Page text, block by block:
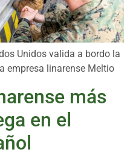
Unidos valida a bordo la
empresa linarense Meltio
más
en el